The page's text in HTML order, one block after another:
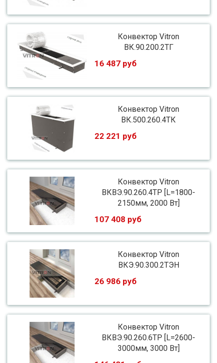
Конвектор Vitron
ВК.90.200.2ТГ
16 487 руб
Конвектор Vitron
ВК.500.260.4ТК
22 221 руб
Конвектор Vitron
ВКВЭ.90.260.4ТР [L=1800-
2150мм, 2000 Вт]
107 408 руб
Конвектор Vitron
ВКЭ.90.300.2ТЭН
26 986 руб
Конвектор Vitron
ВКВЭ.90.260.6ТР [L=2600-
3000мм, 3000 Вт]